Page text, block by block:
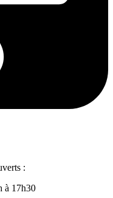
:
à 17h30